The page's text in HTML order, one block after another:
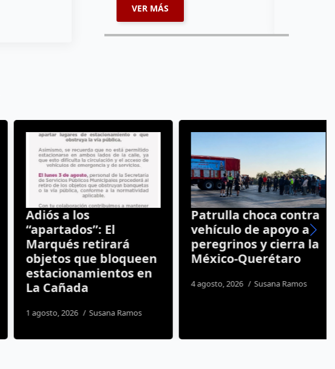
VER MÁS
Adiós a los
“apartados”: El
Marqués retirará
objetos que bloqueen
estacionamientos en
La Cañada
1 agosto, 2026 Susana Ramos
Patrulla choca contra
vehículo de apoyo a
peregrinos y cierra la
México-Querétaro
4 agosto, 2026 Susana Ramos